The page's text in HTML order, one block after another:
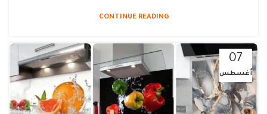
CONTINUE READING
07
أغسطس